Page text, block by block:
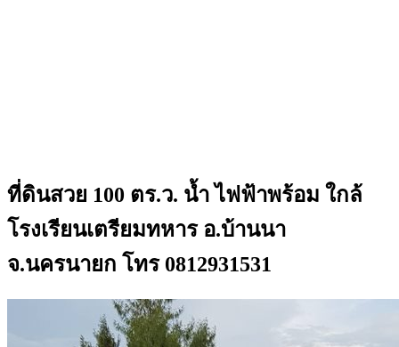
ที่ดินสวย 100 ตร.ว. น้ำ ไฟฟ้าพร้อม ใกล้
โรงเรียนเตรียมทหาร อ.บ้านนา
จ.นครนายก โทร 0812931531